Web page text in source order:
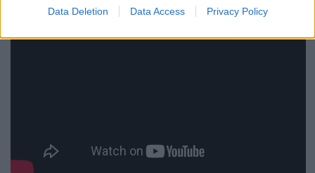
Data Deletion Data Access Privacy Policy